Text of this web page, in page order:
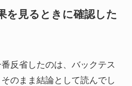
を見るときに確認した
反省したのは、バックテス
のまま結論として読んでし